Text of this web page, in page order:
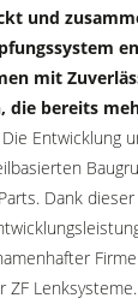
und
mit
die bereits
Die Entwicklung
Dank
ZF